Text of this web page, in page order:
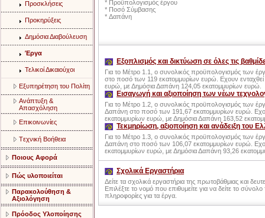
Προσκλήσεις
Προκηρύξεις
Δημόσια Διαβούλευση
Έργα
Τελικοί Δικαιούχοι
Eξυπηρέτηση του Πολίτη
Aνάπτυξη &
Aπασχόληση
Eπικοινωνίες
Tεχνική Bοήθεια
Ποιους Αφορά
Πώς υλοποιείται
Παρακολούθηση &
Αξιολόγηση
Πρόοδος Υλοποίησης
* Προϋπολογισμός έργου
* Ποσό Σύμβασης
* Δαπάνη
Εξοπλισμός και δικτύωση σε όλες τις
Για το Μέτρο 1.1, ο συνολικός προϋπολογισμός των
στο ποσό των 119 εκατομμυρίων ευρώ. Εχουν
ευρώ, με Δημόσια Δαπάνη 124,05 εκατομμυρίων ευρώ.
Εισαγωγή και αξιοποίηση των νέων
Για το Μέτρο 1.2, ο συνολικός προϋπολογισμός των
Δαπάνη στο ποσό των 191,67 εκατομμυρίων ευρώ.
εκατομμυρίων ευρώ, με Δημόσια Δαπάνη 163,52
Τεκμηρίωση, αξιοποίηση και ανάδειξη του
Για το Μέτρο 1.3, ο συνολικός προϋπολογισμός των
Δαπάνη στο ποσό των 106,07 εκατομμυρίων ευρώ.
εκατομμυρίων ευρώ, με Δημόσια Δαπάνη 93,26
Σχολικά Εργαστήρια
Δείτε τα σχολικά εργαστήρια της πρωτοβάθμιας και
Επιλέξτε το νομό που επιθυμείτε για να δείτε το
πληροφορίες για τα έργα.